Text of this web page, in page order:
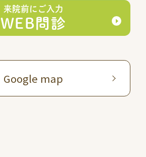
来院前にご入力
WEB問診
Google map